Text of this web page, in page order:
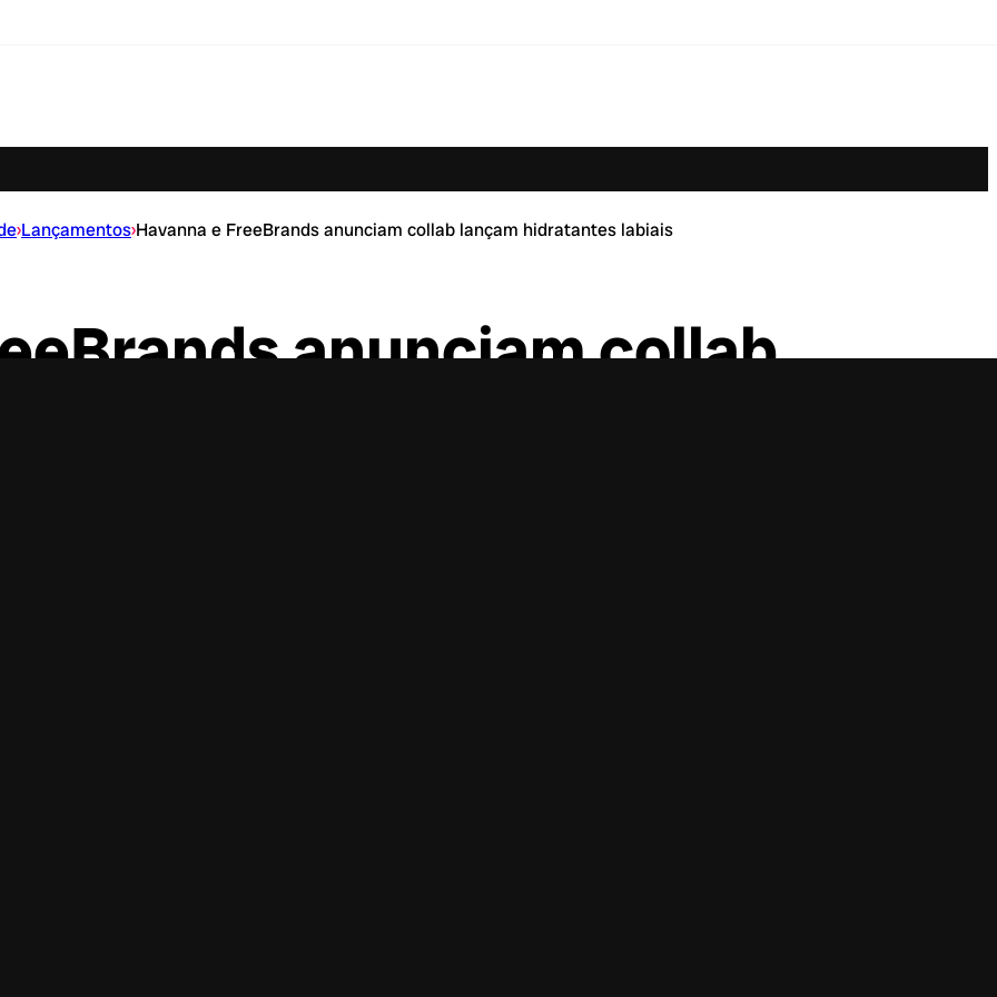
›Lançamentos›Havanna e FreeBrands anunciam collab lançam hidratantes labiais
anunciam collab